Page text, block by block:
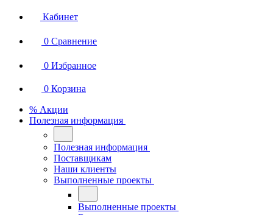
Кабинет
0 Сравнение
0 Избранное
0 Корзина
% Акции
Полезная информация
Полезная информация
Поставщикам
Наши клиенты
Выполненные проекты
Выполненные проекты